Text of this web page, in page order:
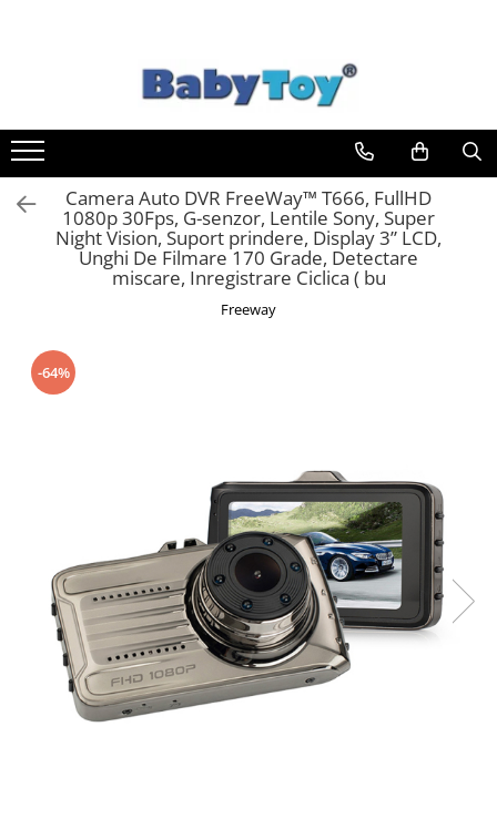
Camera Auto DVR FreeWay™ T666, FullHD
1080p 30Fps, G-senzor, Lentile Sony, Super
Night Vision, Suport prindere, Display 3” LCD,
Unghi De Filmare 170 Grade, Detectare
miscare, Inregistrare Ciclica ( bu
Freeway
-64%